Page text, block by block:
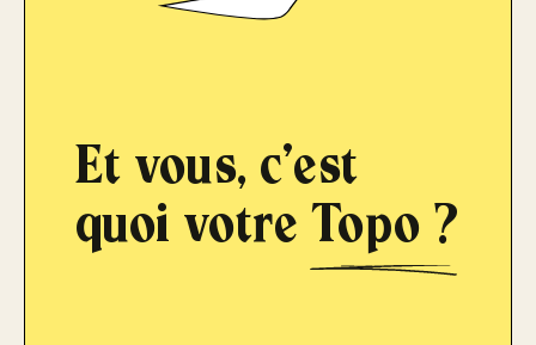
Et vous, c'est
quoi votre Topo ?